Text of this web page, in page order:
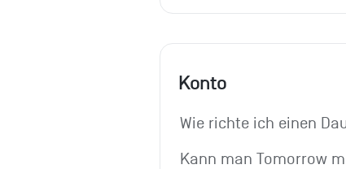
Konto
Wie richte ich einen
Kann man Tomorrow